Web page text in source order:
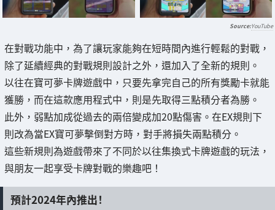
YouTube
在對戰功能中，為了讓玩家能夠在短時間內進行輕鬆的對戰，
除了延續經典的對戰規則設計之外，還加入了全新的規則。
以往在寶可夢卡牌遊戲中，只要先拿完自己的所有獎勵卡就能
獲勝，而在這款應用程式中，則是先取得三點積分者為勝。
此外，弱點加成從過去的兩倍變成加20點傷害。在EX規則下
則改為當EX寶可夢擊倒對方時，對手將損失兩點積分。
這些新規則為遊戲帶來了不同於以往集換式卡牌遊戲的玩法，
與朋友一起享受卡牌對戰的樂趣吧！
預計2024年內推出！